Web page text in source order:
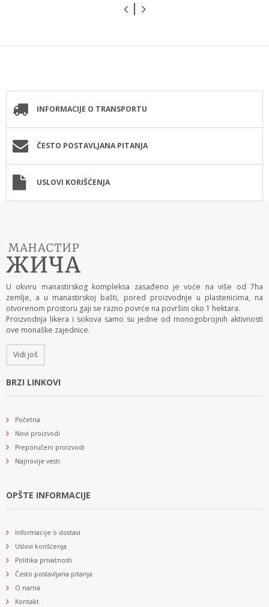
INFORMACIJE O TRANSPORTU
ČESTO POSTAVLJANA PITANJA
USLOVI KORIŠĆENJA
U okviru manastirskog kompleksa zasađeno je voće na više od 7ha
zemlje, a u manastirskoj bašti, pored proizvodnje u plastenicima, na
otvorenom prostoru gaji se razno povrće na površini oko 1 hektara.
Proizvodnja likera i sokova samo su jedne od monogobrojnih aktivnosti
ove monaške zajednice.
Vidi još
BRZI LINKOVI
Početna
Novi proizvodi
Preporučeni proizvodi
Najnovije vesti
OPŠTE INFORMACIJE
Informacije o dostavi
Uslovi korišćenja
Politika privatnosti
Često postavljana pitanja
O nama
Kontakt